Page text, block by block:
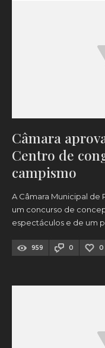
Câmara
Centro de
campismo
A Câmara Municipal
um concurso de
espectáculos e de um
959 0 0